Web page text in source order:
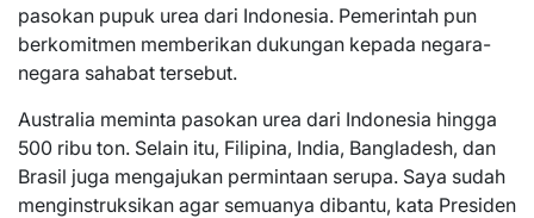
pasokan pupuk urea dari Indonesia. Pemerintah pun
berkomitmen memberikan dukungan kepada negara-
negara sahabat tersebut.
Australia meminta pasokan urea dari Indonesia hingga
500 ribu ton. Selain itu, Filipina, India, Bangladesh, dan
Brasil juga mengajukan permintaan serupa. Saya sudah
menginstruksikan agar semuanya dibantu, kata Presiden